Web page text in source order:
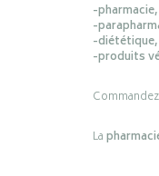
-pharmacie,
-
-diététique,
-produits
La